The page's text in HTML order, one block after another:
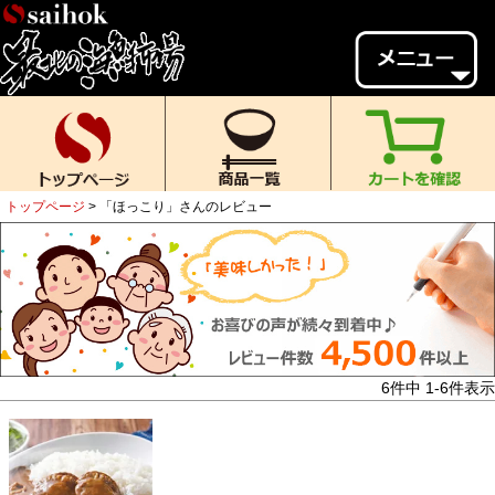
会員様メニュー
ゲスト
様、
いらっしゃいませ。
ご来店ありがとうございます。
新規会員登録
MYページ MYクーポン
ポイント履歴 お気に入り
レビュー投稿 閲覧履歴
当店について
初めての方へ
返品について
トップページ 「ほっこり」さんのレビュー
6件中 1-6件表示